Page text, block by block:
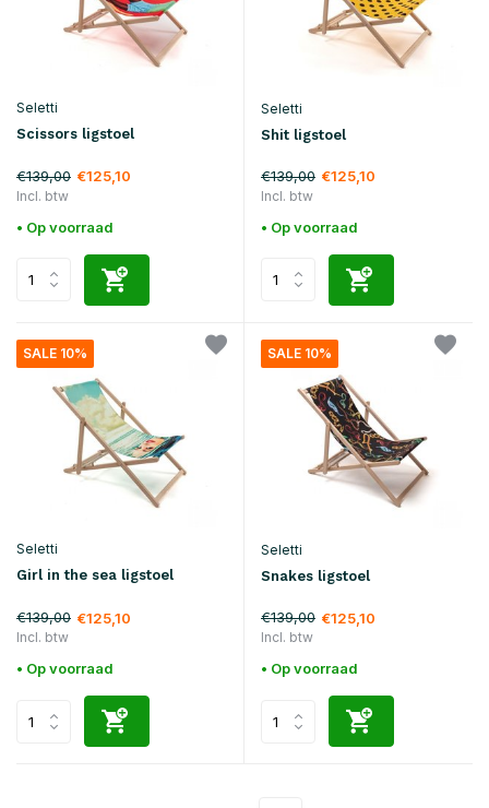
Seletti
Scissors ligstoel
€139,00 €125,10
Incl. btw
• Op voorraad
Seletti
Shit ligstoel
€139,00 €125,10
Incl. btw
• Op voorraad
SALE 10%
Seletti
Girl in the sea ligstoel
€139,00 €125,10
Incl. btw
• Op voorraad
SALE 10%
Seletti
Snakes ligstoel
€139,00 €125,10
Incl. btw
• Op voorraad